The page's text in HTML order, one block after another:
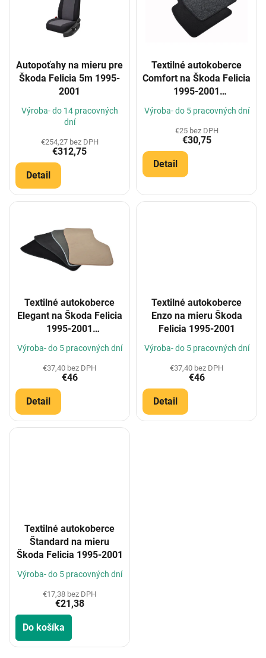
Autopoťahy na mieru pre
Škoda Felicia 5m 1995-
2001
Výroba- do 14 pracovných
dní
€254,27 bez DPH
€312,75
Detail
Textilné autokoberce
Comfort na Škoda Felicia
1995-2001
(Konfigurátor)
Výroba- do 5 pracovných dní
€25 bez DPH
€30,75
Detail
Textilné autokoberce
Elegant na Škoda Felicia
1995-2001
(Konfigurátor)
Výroba- do 5 pracovných dní
€37,40 bez DPH
€46
Detail
Textilné autokoberce
Enzo na mieru Škoda
Felicia 1995-2001
Výroba- do 5 pracovných dní
€37,40 bez DPH
€46
Detail
Textilné autokoberce
Štandard na mieru
Škoda Felicia 1995-2001
Výroba- do 5 pracovných dní
€17,38 bez DPH
€21,38
Do košíka